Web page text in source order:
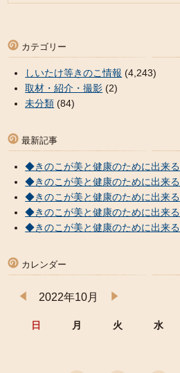
カテゴリー
しいたけ等きのこ情報 (4,243)
取材・紹介・撮影 (2)
未分類 (84)
最新記事
◆きのこが美と健康のために出来
◆きのこが美と健康のために出来
◆きのこが美と健康のために出来
◆きのこが美と健康のために出来
◆きのこが美と健康のために出来
カレンダー
2022年10月
日 月 火 水